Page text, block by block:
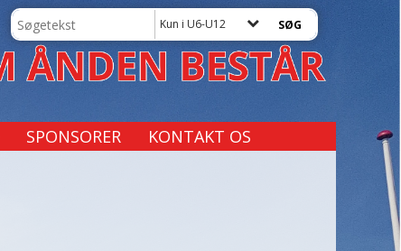
Kun i U6-U12
SPONSORER KONTAKT OS